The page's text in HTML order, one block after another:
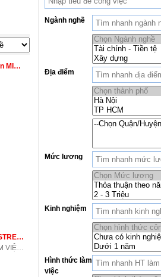
Chuyên viên kinh doanh - Tư vấn Phần mềm Kế toán MISA AMIS
Nhân viên Livestream CÔNG TY CP&PT CHỢ LIVESTREAM VIỆT NAM
Ngành nghề
Địa điểm
Mức lương
Kinh nghiệm
Hình thức làm
việc